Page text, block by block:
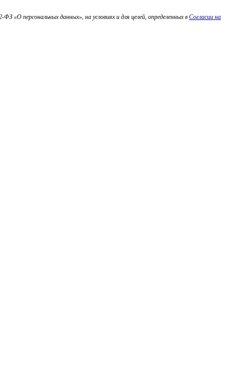
персональных данных», на условиях и для целей, определенных в Согласии на